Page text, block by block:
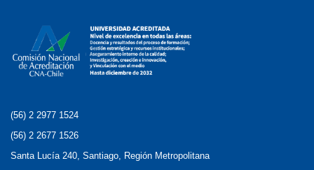
(56) 2 2977 1524
(56) 2 2677 1526
Santa Lucía 240, Santiago, Región Metropolitana